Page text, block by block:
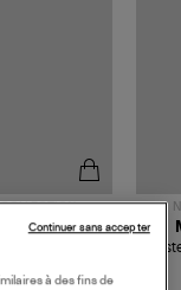
à des fins de
Continuer sans accepter